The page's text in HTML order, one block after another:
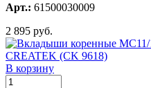
Арт.: 61500030009
2 895 руб.
В корзину